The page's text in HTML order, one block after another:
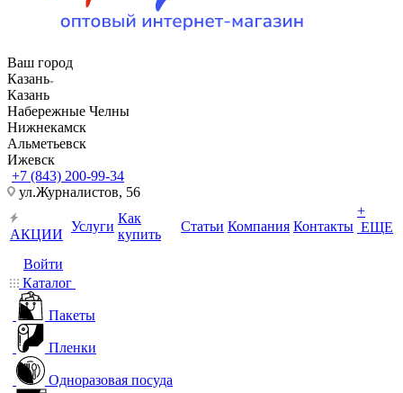
Ваш город
Казань
Казань
Набережные Челны
Нижнекамск
Альметьевск
Ижевск
+7 (843) 200-99-34
ул.Журналистов, 56
АКЦИИ
Услуги
Как
купить
Статьи Компания Контакты
+
ЕЩЕ
Войти
Каталог
Пакеты
Пленки
Одноразовая посуда